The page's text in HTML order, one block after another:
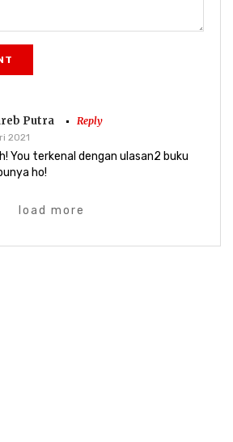
Putra Reply
2021
You terkenal dengan ulasan2 buku
ho!
load more